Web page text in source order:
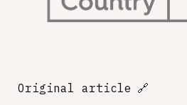
Original article 🔗